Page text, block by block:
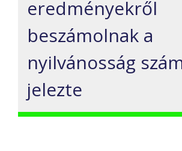
eredményekről
beszámolnak a
nyilvánosság
jelezte